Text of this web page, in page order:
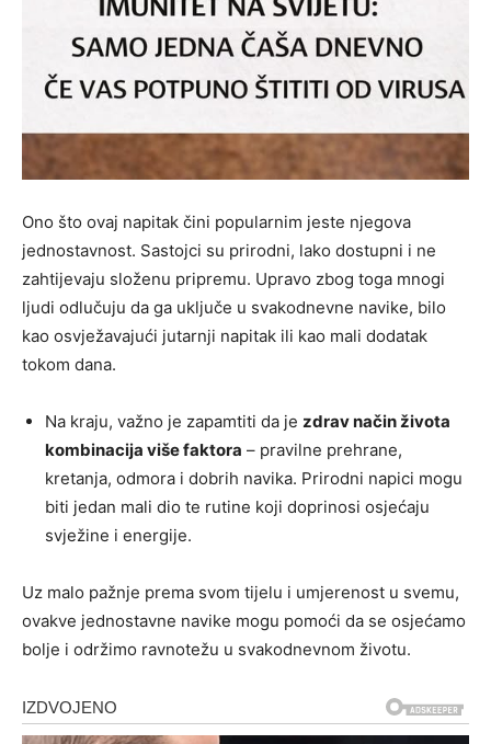
Ono što ovaj napitak čini popularnim jeste njegova
jednostavnost. Sastojci su prirodni, lako dostupni i ne
zahtijevaju složenu pripremu. Upravo zbog toga mnogi
ljudi odlučuju da ga uključe u svakodnevne navike, bilo
kao osvježavajući jutarnji napitak ili kao mali dodatak
tokom dana.
Na kraju, važno je zapamtiti da je zdrav način života
kombinacija više faktora – pravilne prehrane,
kretanja, odmora i dobrih navika. Prirodni napici mogu
biti jedan mali dio te rutine koji doprinosi osjećaju
svježine i energije.
Uz malo pažnje prema svom tijelu i umjerenost u svemu,
ovakve jednostavne navike mogu pomoći da se osjećamo
bolje i održimo ravnotežu u svakodnevnom životu.